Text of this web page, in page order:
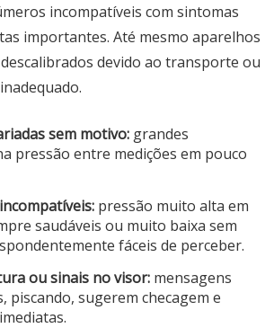
incompatíveis com sintomas
importantes. Até mesmo aparelhos
devido ao transporte ou
sem motivo: grandes
pressão entre medições em pouco
pressão muito alta em
saudáveis ou muito baixa sem
fáceis de perceber.
ou sinais no visor: mensagens
piscando, sugerem checagem e